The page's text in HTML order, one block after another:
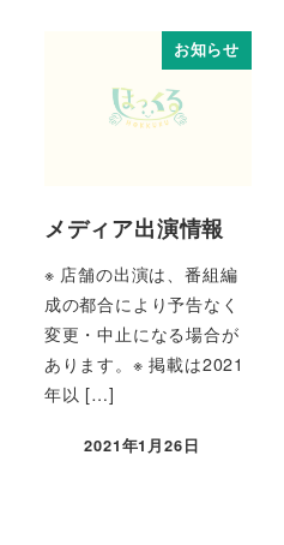
お知らせ
メディア出演情報
※ 店舗の出演は、番組編
成の都合により予告なく
変更・中止になる場合が
あります。※ 掲載は2021
年以 […]
2021年1月26日